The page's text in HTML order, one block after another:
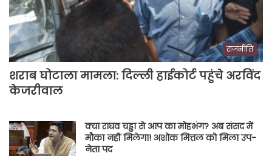
राजनीति
शराब घोटाला मामला: दिल्ली हाईकोर्ट पहुंचे अरविंद
केजरीवाल
क्या राघव चड्ढा से आप का मोहभंग? अब संसद में
मौका नहीं मिलेगा! अशोक मित्तल को मिला उप-
नेता पद